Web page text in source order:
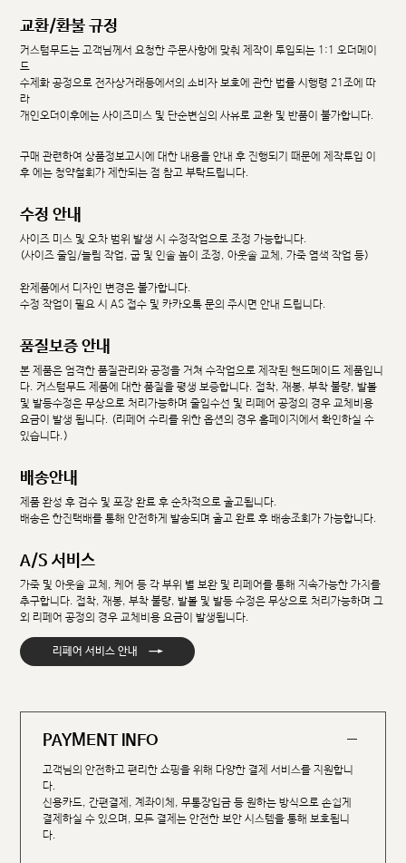
교환/환불 규정
커스텀무드는 고객님께서 요청한 주문사항에 맞춰 제작이 투입되는 1:1 오더메이
드
수제화 공정으로 전자상거래등에서의 소비자 보호에 관한 법률 시행령 21조에 따
라
개인오더이후에는 사이즈미스 및 단순변심의 사유로 교환 및 반품이 불가합니다.
구매 관련하여 상품정보고시에 대한 내용을 안내 후 진행되기 때문에 제작투입 이
후 에는 청약철회가 제한되는 점 참고 부탁드립니다.
수정 안내
사이즈 미스 및 오차 범위 발생 시 수정작업으로 조정 가능합니다.
(사이즈 줄임/늘림 작업, 굽 및 인솔 높이 조정, 아웃솔 교체, 가죽 염색 작업 등)
완제품에서 디자인 변경은 불가합니다.
수정 작업이 필요 시 AS 접수 및 카카오톡 문의 주시면 안내 드립니다.
품질보증 안내
본 제품은 엄격한 품질관리와 공정을 거쳐 수작업으로 제작된 핸드메이드 제품입니
다. 커스텀무드 제품에 대한 품질을 평생 보증합니다. 접착, 재봉, 부착 불량, 발볼
및 발등수정은 무상으로 처리가능하며 줄임수선 및 리페어 공정의 경우 교체비용
요금이 발생 됩니다. (리페어 수리를 위한 옵션의 경우 홈페이지에서 확인하실 수
있습니다.)
배송안내
제품 완성 후 검수 및 포장 완료 후 순차적으로 출고됩니다.
배송은 한진택배를 통해 안전하게 발송되며 출고 완료 후 배송조회가 가능합니다.
A/S 서비스
가죽 및 아웃솔 교체, 케어 등 각 부위 별 보완 및 리페어를 통해 지속가능한 가치를
추구합니다. 접착, 재봉, 부착 불량, 발볼 및 발등 수정은 무상으로 처리가능하며 그
외 리페어 공정의 경우 교체비용 요금이 발생됩니다.
리페어 서비스 안내 →
PAYMENT INFO
고객님의 안전하고 편리한 쇼핑을 위해 다양한 결제 서비스를 지원합니
다.
신용카드, 간편결제, 계좌이체, 무통장입금 등 원하는 방식으로 손쉽게
결제하실 수 있으며, 모든 결제는 안전한 보안 시스템을 통해 보호됩니
다.